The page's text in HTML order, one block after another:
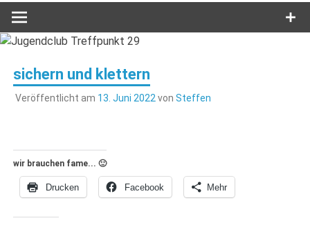
sichern und klettern
Veröffentlicht am 13. Juni 2022von Steffen
wir brauchen fame... 🙂
Drucken Facebook Mehr